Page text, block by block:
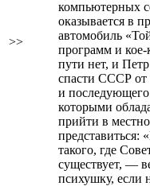
>>
компьютерных
оказывается в
автомобиль
программ и кое-
пути нет, и
спасти СССР от
и последующего
которыми
прийти в
представиться:
такого, где
существует, —
психушку, если